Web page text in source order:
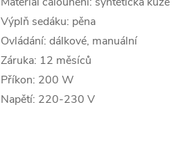
Výplň sedáku: pěna
Ovládání: dálkové, manuální
Záruka: 12 měsíců
Příkon: 200 W
Napětí: 220-230 V